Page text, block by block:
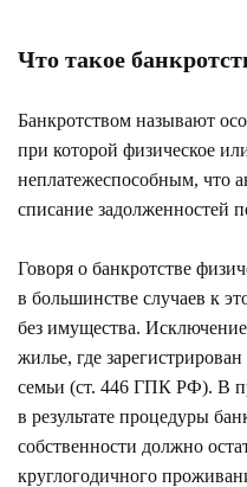
Что такое
Банкротством называют
при которой физическое
неплатежеспособным, что
списание задолженностей
Говоря о банкротстве
в большинстве случаев к
без имущества. Исключение
жилье, где
семьи (ст. 446 ГПК РФ). В
в результате процедуры
собственности должно
круглогодичного